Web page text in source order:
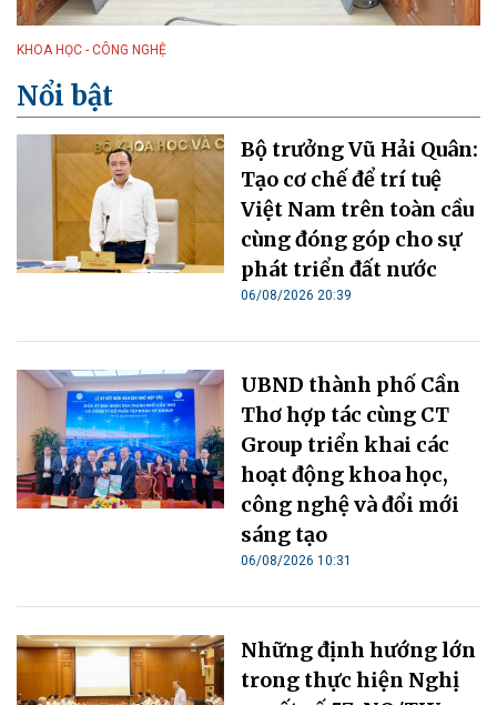
KHOA HỌC - CÔNG NGHỆ
Nổi bật
Bộ trưởng Vũ Hải Quân:
Tạo cơ chế để trí tuệ
Việt Nam trên toàn cầu
cùng đóng góp cho sự
phát triển đất nước
06/08/2026 20:39
UBND thành phố Cần
Thơ hợp tác cùng CT
Group triển khai các
hoạt động khoa học,
công nghệ và đổi mới
sáng tạo
06/08/2026 10:31
Những định hướng lớn
trong thực hiện Nghị